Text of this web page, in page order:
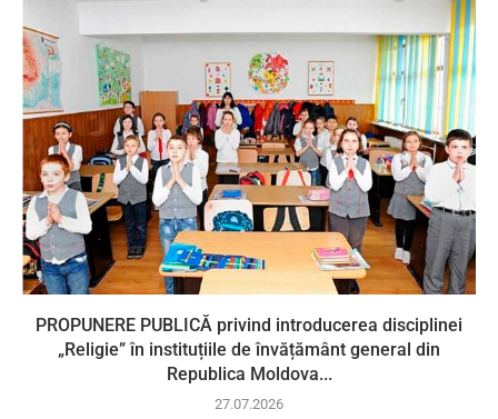
PROPUNERE PUBLICĂ privind introducerea disciplinei
„Religie” în instituțiile de învățământ general din
Republica Moldova...
27.07.2026